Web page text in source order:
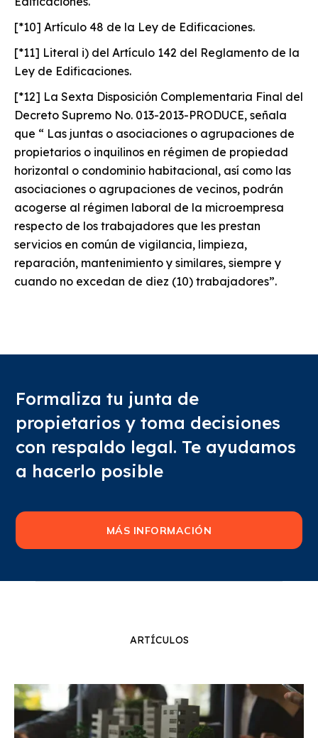
[*10] Artículo 48 de la Ley de Edificaciones.
[*11] Literal i) del Artículo 142 del Reglamento de la
Ley de Edificaciones.
[*12] La Sexta Disposición Complementaria Final del
Decreto Supremo No. 013-2013-PRODUCE, señala
que “ Las juntas o asociaciones o agrupaciones de
propietarios o inquilinos en régimen de propiedad
horizontal o condominio habitacional, así como las
asociaciones o agrupaciones de vecinos, podrán
acogerse al régimen laboral de la microempresa
respecto de los trabajadores que les prestan
servicios en común de vigilancia, limpieza,
reparación, mantenimiento y similares, siempre y
cuando no excedan de diez (10) trabajadores”.
Formaliza tu junta de
propietarios y toma decisiones
con respaldo legal. Te ayudamos
a hacerlo posible
MÁS INFORMACIÓN
ARTÍCULOS